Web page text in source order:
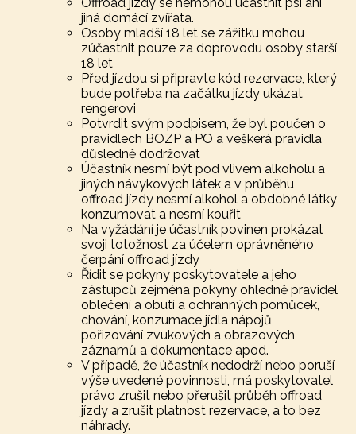
jiná domácí zvířata.
Osoby mladší 18 let se zážitku mohou
zúčastnit pouze za doprovodu osoby starší
18 let
Před jízdou si připravte kód rezervace, který
bude potřeba na začátku jízdy ukázat
rengerovi
Potvrdit svým podpisem, že byl poučen o
pravidlech BOZP a PO a veškerá pravidla
důsledně dodržovat
Účastník nesmí být pod vlivem alkoholu a
jiných návykových látek a v průběhu
offroad jízdy nesmí alkohol a obdobné látky
konzumovat a nesmí kouřit
Na vyžádání je účastník povinen prokázat
svoji totožnost za účelem oprávněného
čerpání offroad jízdy
Řídit se pokyny poskytovatele a jeho
zástupců zejména pokyny ohledně pravidel
oblečení a obutí a ochranných pomůcek,
chování, konzumace jídla nápojů,
pořizování zvukových a obrazových
záznamů a dokumentace apod.
V případě, že účastník nedodrží nebo poruší
výše uvedené povinnosti, má poskytovatel
právo zrušit nebo přerušit průběh offroad
jízdy a zrušit platnost rezervace, a to bez
náhrady.